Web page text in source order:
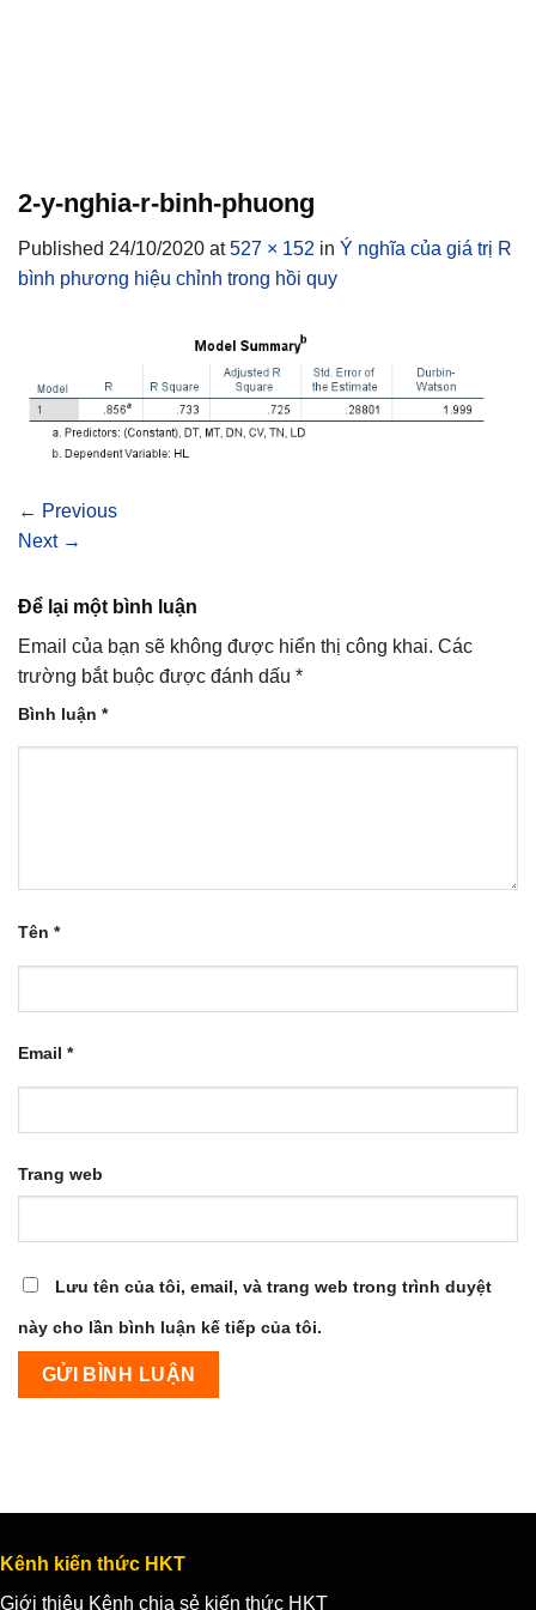
2-y-nghia-r-binh-phuong
Published 24/10/2020 at527 × 152 in Ý nghĩa của giá trị R
bình phương hiệu chỉnh trong hồi quy
← Previous
Next →
Để lại một bình luận
Email của bạn sẽ không được hiển thị công khai. Các
trường bắt buộc được đánh dấu *
Bình luận *
Tên *
Email *
Trang web
Lưu tên của tôi, email, và trang web trong trình duyệt
này cho lần bình luận kế tiếp của tôi.
Kênh kiến thức HKT
Giới thiệu Kênh chia sẻ kiến thức HKT